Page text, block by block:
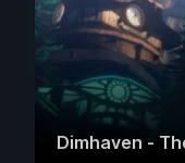
Dimhaven -